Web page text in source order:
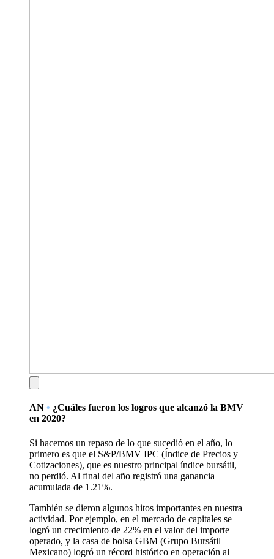
AN • ¿Cuáles fueron los logros que alcanzó la BMV
en 2020?
Si hacemos un repaso de lo que sucedió en el año, lo
primero es que el S&P/BMV IPC (Índice de Precios y
Cotizaciones), que es nuestro principal índice bursátil,
no perdió. Al final del año registró una ganancia
acumulada de 1.21%.
También se dieron algunos hitos importantes en nuestra
actividad. Por ejemplo, en el mercado de capitales se
logró un crecimiento de 22% en el valor del importe
operado, y la casa de bolsa GBM (Grupo Bursátil
Mexicano) logró un récord histórico en operación al